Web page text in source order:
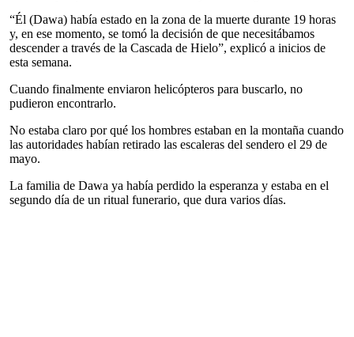
“Él (Dawa) había estado en la zona de la muerte durante 19 horas
y, en ese momento, se tomó la decisión de que necesitábamos
descender a través de la Cascada de Hielo”, explicó a inicios de
esta semana.
Cuando finalmente enviaron helicópteros para buscarlo, no
pudieron encontrarlo.
No estaba claro por qué los hombres estaban en la montaña cuando
las autoridades habían retirado las escaleras del sendero el 29 de
mayo.
La familia de Dawa ya había perdido la esperanza y estaba en el
segundo día de un ritual funerario, que dura varios días.